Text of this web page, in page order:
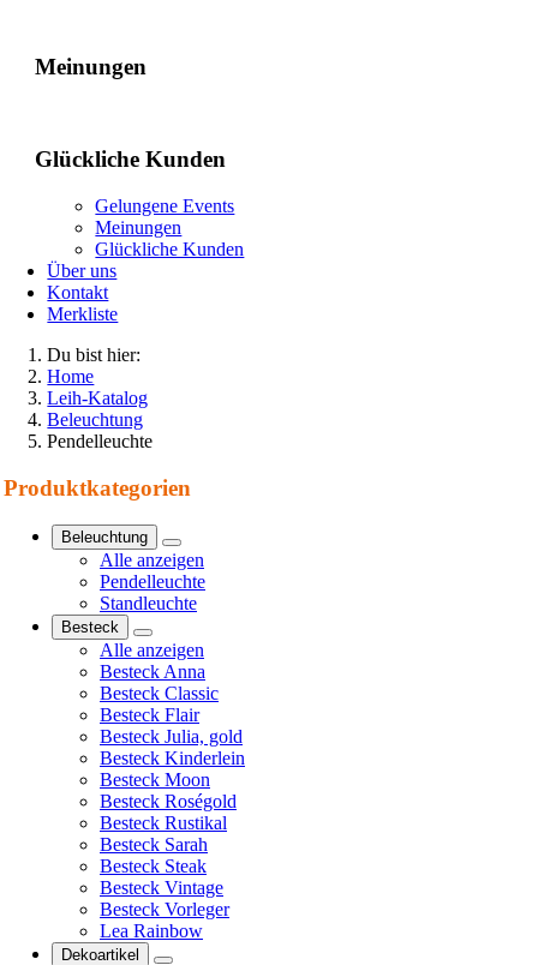
Meinungen
Glückliche Kunden
Gelungene Events
Meinungen
Glückliche Kunden
Über uns
Kontakt
Merkliste
Du bist hier:
Home
Leih-Katalog
Beleuchtung
Pendelleuchte
Produkt­kategorien
Beleuchtung
Alle anzeigen
Pendelleuchte
Standleuchte
Besteck
Alle anzeigen
Besteck Anna
Besteck Classic
Besteck Flair
Besteck Julia, gold
Besteck Kinderlein
Besteck Moon
Besteck Roségold
Besteck Rustikal
Besteck Sarah
Besteck Steak
Besteck Vintage
Besteck Vorleger
Lea Rainbow
Dekoartikel